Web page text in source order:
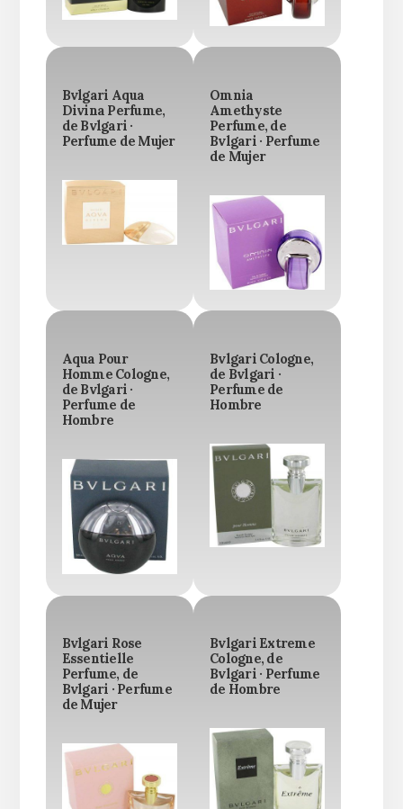
Bvlgari Aqua
Divina Perfume,
de Bvlgari ·
Perfume de Mujer
Omnia
Amethyste
Perfume, de
Bvlgari · Perfume
de Mujer
Aqua Pour
Homme Cologne,
de Bvlgari ·
Perfume de
Hombre
Bvlgari Cologne,
de Bvlgari ·
Perfume de
Hombre
Bvlgari Rose
Essentielle
Perfume, de
Bvlgari · Perfume
de Mujer
Bvlgari Extreme
Cologne, de
Bvlgari · Perfume
de Hombre